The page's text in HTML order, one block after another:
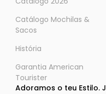
Catálogo Mochilas &
Sacos
História
Garantia American
Tourister
Adoramos o teu Estilo.